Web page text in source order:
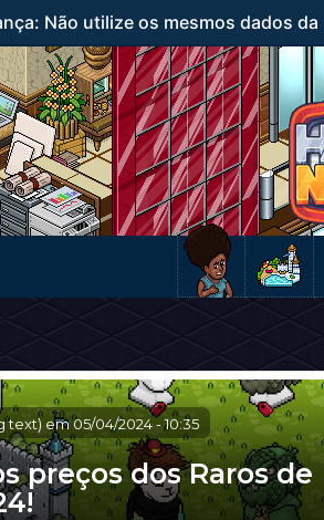
Não utilize os mesmos dados
text) em05/04/2024-10:35
preços dos Raros de